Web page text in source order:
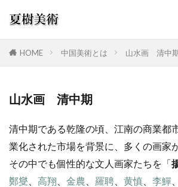
HOME 中国美術とは 山水画 清中
山水画 清中期
清中期である乾隆の頃、江南の商業都
業化された市場を背景に、多くの画家
その中でも個性的な文人画家たちを「
鄭燮
高翔 金農 羅聘 黄慎 李鱓
カテゴリー
検索